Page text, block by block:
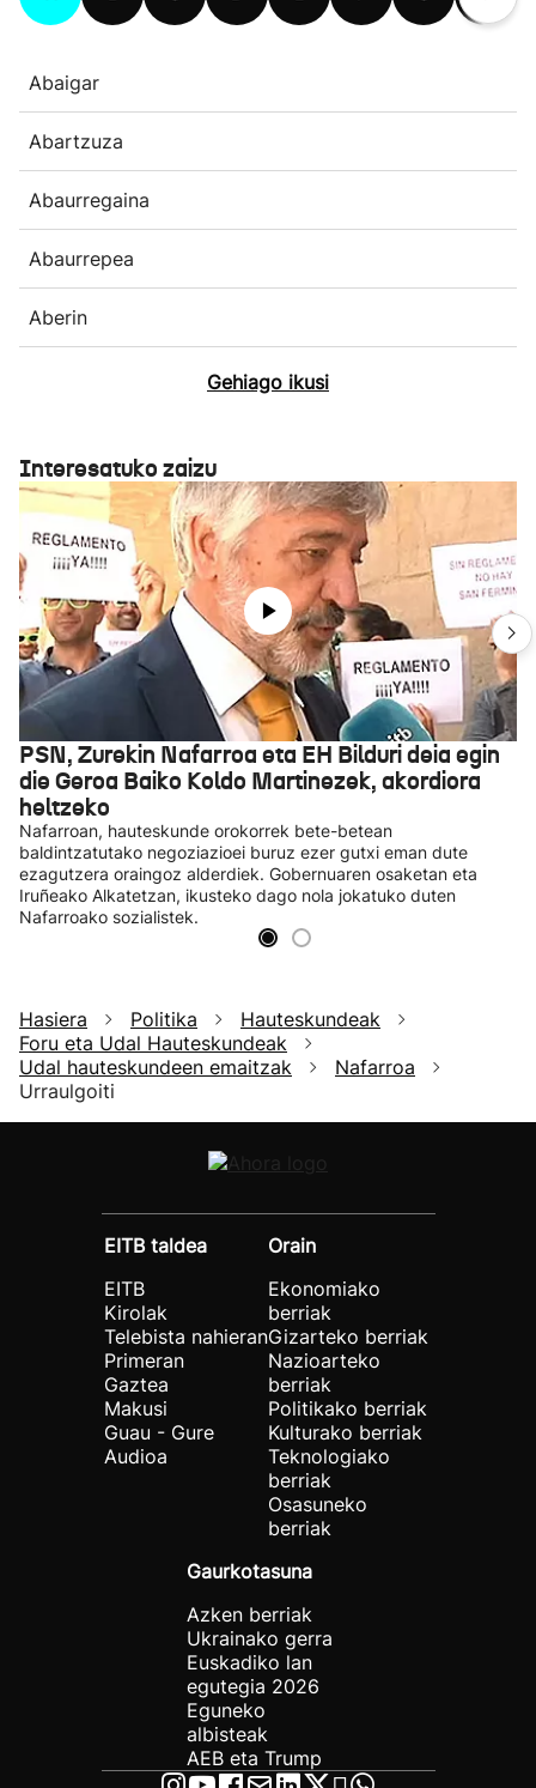
Abaigar
Abartzuza
Abaurregaina
Abaurrepea
Aberin
Gehiago ikusi
Interesatuko zaizu
PSN, Zurekin Nafarroa eta EH Bilduri deia egin
die Geroa Baiko Koldo Martinezek, akordiora
heltzeko
Nafarroan, hauteskunde orokorrek bete-betean
baldintzatutako negoziazioei buruz ezer gutxi eman dute
ezagutzera oraingoz alderdiek. Gobernuaren osaketan eta
Iruñeako Alkatetzan, ikusteko dago nola jokatuko duten
Nafarroako sozialistek.
Hasiera Politika
Hauteskundeak
Foru eta Udal Hauteskundeak
Udal hauteskundeen emaitzak
Nafarroa
Urraulgoiti
EITB taldea
EITB
Kirolak
Telebista nahieran
Primeran
Gaztea
Makusi
Guau - Gure
Audioa
Orain
Ekonomiako
berriak
Gizarteko berriak
Nazioarteko
berriak
Politikako berriak
Kulturako berriak
Teknologiako
berriak
Osasuneko
berriak
Gaurkotasuna
Azken berriak
Ukrainako gerra
Euskadiko lan
egutegia 2026
Eguneko
albisteak
AEB eta Trump